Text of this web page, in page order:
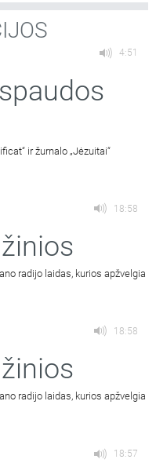
4:51
ir žurnalo „Jėzuitai“
18:58
radijo laidas, kurios apžvelgia
18:58
radijo laidas, kurios apžvelgia
18:57